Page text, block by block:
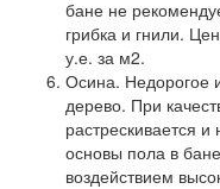
бане не
грибка и гнили.
у.е. за м2.
Осина. Недорогое
дерево. При
растрескивается
основы пола в
воздействием